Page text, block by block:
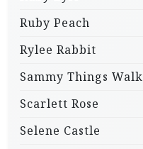
Ruby Peach
Rylee Rabbit
Sammy Things Walk
Scarlett Rose
Selene Castle